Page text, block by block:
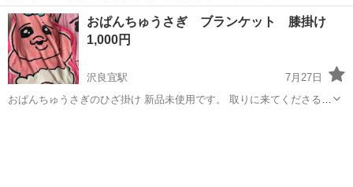
器大阪 茨木市 JR総持寺駅 家庭用品
おぱんちゅうさぎ ブランケット 膝掛け
1,000円
沢良宜駅
7月27日
おぱんちゅうさぎのひざ掛け 新品未使用です。 取りに来てくださる方